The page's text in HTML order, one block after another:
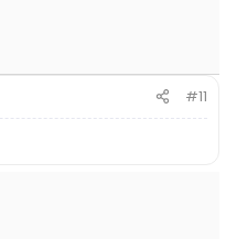
#11